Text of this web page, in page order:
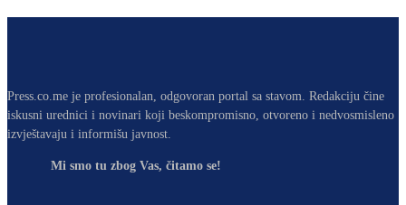
Press.co.me je profesionalan, odgovoran portal sa stavom. Redakciju čine
iskusni urednici i novinari koji beskompromisno, otvoreno i nedvosmisleno
izvještavaju i informišu javnost.
Mi smo tu zbog Vas, čitamo se!